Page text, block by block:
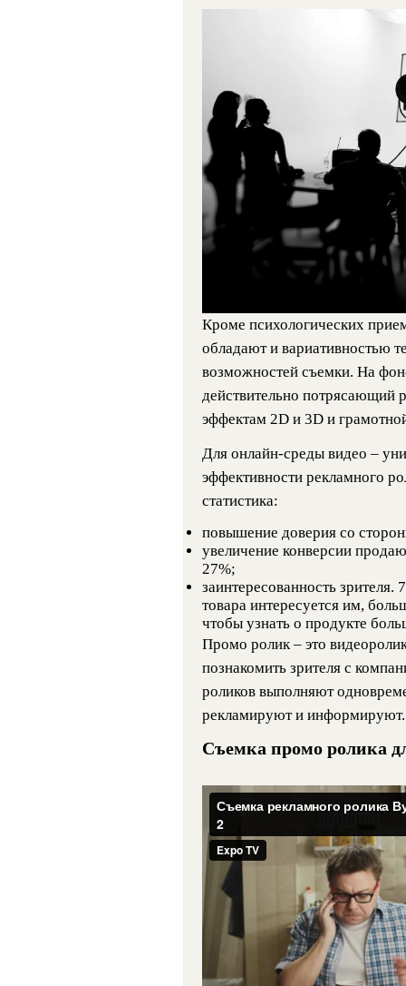
Кроме психологических
обладают и вариативностью
возможностей съемки. На
действительно потрясающий
эффектам 2D и 3D и
Для онлайн-среды видео –
эффективности рекламного
статистика:
повышение доверия со
увеличение конверсии
27%;
заинтересованность
товара интересуется им,
чтобы узнать о продукте
Промо ролик – это
познакомить зрителя с
роликов выполняют
рекламируют и информируют.
Съемка промо ролика